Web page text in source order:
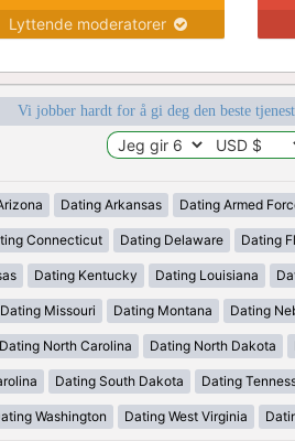
Lyttende moderatorer
Vi jobber hardt for å gi deg den beste
Dating Arkansas Dating Armed
Connecticut Dating Delaware Dating
Dating Kentucky Dating Louisiana
Dating Missouri Dating Montana Dating
Dating North Carolina Dating North Dakota
Dating South Dakota Dating
Washington Dating West Virginia